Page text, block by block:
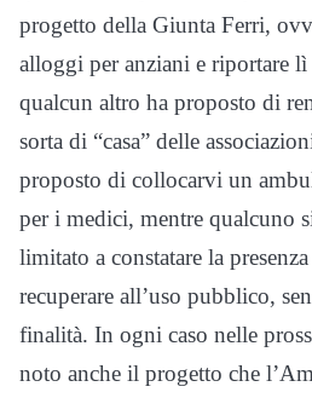
progetto della Giunta Ferri,
alloggi per anziani e riportare
qualcun altro ha proposto di
sorta di “casa” delle
proposto di collocarvi un
per i medici, mentre qualcuno
limitato a constatare la
recuperare all’uso pubblico,
finalità. In ogni caso nelle
noto anche il progetto che